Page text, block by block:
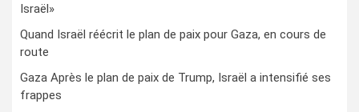
Israël»
Quand Israël réécrit le plan de paix pour Gaza, en cours de
route
Gaza Après le plan de paix de Trump, Israël a intensifié ses
frappes